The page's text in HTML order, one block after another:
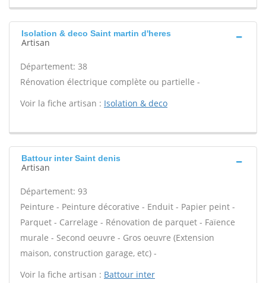
Isolation & deco Saint martin d'heres
Artisan
Département: 38
Rénovation électrique complète ou partielle -
Voir la fiche artisan : Isolation & deco
Battour inter Saint denis
Artisan
Département: 93
Peinture - Peinture décorative - Enduit - Papier peint -
Parquet - Carrelage - Rénovation de parquet - Faïence
murale - Second oeuvre - Gros oeuvre (Extension
maison, construction garage, etc) -
Voir la fiche artisan : Battour inter